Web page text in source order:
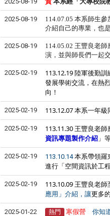
2025-08-19 114.07.05 本系師生參
介紹自己的專業，也
2025-08-19 114.05.02 王豐良老師
演，並與師長們一起
2025-02-19
113.12.19 陸軍後勤
發展學術交流，在熱
向！
2025-02-19 113.12.07 本系一年級
2025-02-19 113.11.30 王豐良老
資訊專題製作介紹 」
2025-02-19 113.10.14本系帶領羅
進行「空間資訊於工
2025-02-19 113.10.09 王豐良老師
應用」介紹，讓更多的
2025-01-22 熱門 寒假營你知